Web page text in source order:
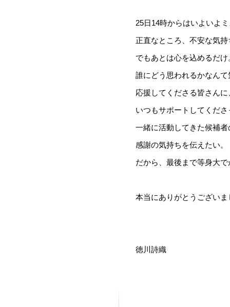
25日14時からはいよいよ
正直なところ、不安な気
でもあとは心を込めるだけ
誰にどう思われるかなん
応援してくださる皆さん
いつもサポートしてくだ
一緒に活動してきた候補
感謝の気持ちを伝えたい。
だから、最後まで等身大
本当にありがとうございま
徳川詩織